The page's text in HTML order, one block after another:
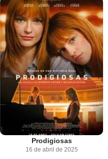
Prodigiosas
16 de abril de 2025